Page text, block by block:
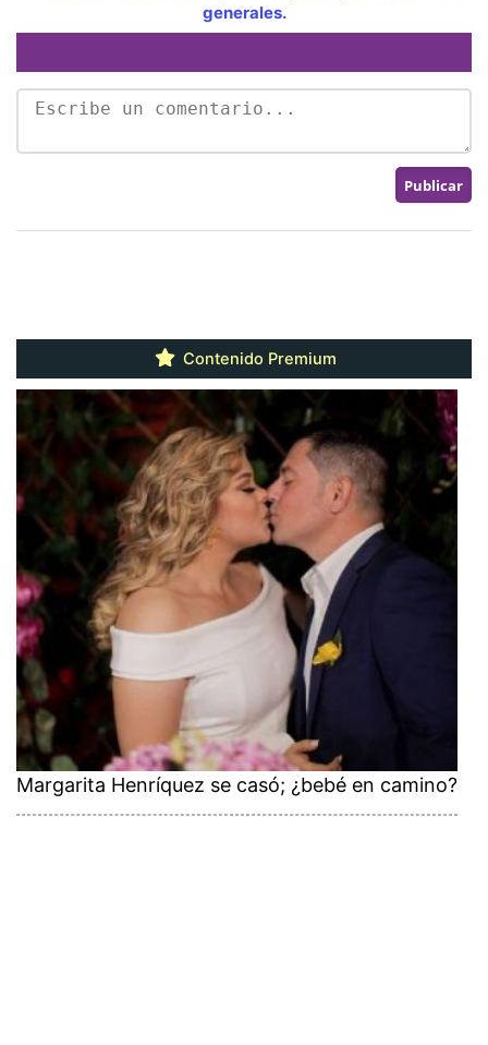
generales.
Contenido Premium
Margarita Henríquez se casó; ¿bebé en camino?